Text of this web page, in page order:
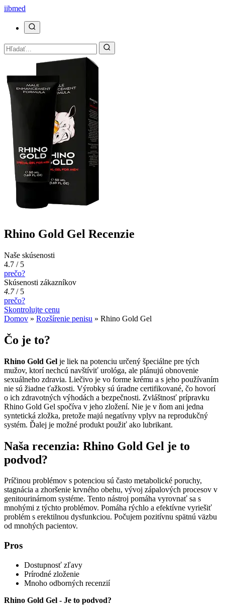
iibmed
Rhino Gold Gel Recenzie
Naše skúsenosti
4.7 / 5
prečo?
Skúsenosti zákazníkov
4.7/ 5
prečo?
Skontrolujte cenu
Domov » Rozšírenie penisu » Rhino Gold Gel
Čo je to?
Rhino Gold Gel je liek na potenciu určený špeciálne pre tých
mužov, ktorí nechcú navštíviť urológa, ale plánujú obnovenie
sexuálneho zdravia. Liečivo je vo forme krému a s jeho používaním
nie sú žiadne ťažkosti. Výrobky sú úradne certifikované, čo hovorí
o ich zdravotných výhodách a bezpečnosti. Zvláštnosť prípravku
Rhino Gold Gel spočíva v jeho zložení. Nie je v ňom ani jedna
syntetická zložka, pretože majú negatívny vplyv na reprodukčný
systém. Ďalej je možné produkt použiť ako lubrikant.
Naša recenzia: Rhino Gold Gel je to
podvod?
Príčinou problémov s potenciou sú často metabolické poruchy,
stagnácia a zhoršenie krvného obehu, vývoj zápalových procesov v
genitourinárnom systéme. Tento nástroj pomáha vyrovnať sa s
mnohými z týchto problémov. Pomáha rýchlo a efektívne vyriešiť
problém s erektilnou dysfunkciou. Počujem pozitívnu spätnú väzbu
od mnohých pacientov.
Pros
Dostupnosť zľavy
Prírodné zloženie
Mnoho odborných recenzií
Rhino Gold Gel - Je to podvod?